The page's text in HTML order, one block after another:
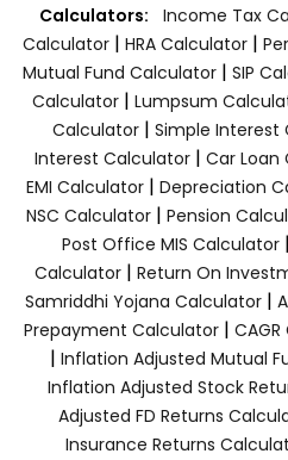
Calculators: Income Tax
Calculator | HRA Calculator |
Mutual Fund Calculator | SIP
Calculator | Lumpsum
Calculator| Simple Interest
Interest Calculator| Car Loan
EMI Calculator| Depreciation
NSC Calculator| Pension
Post Office MIS Calculator|
Calculator| Return On
Samriddhi Yojana Calculator|
Prepayment Calculator |
| Inflation Adjusted Mutual
Inflation Adjusted Stock
Adjusted FD Returns
Insurance Returns